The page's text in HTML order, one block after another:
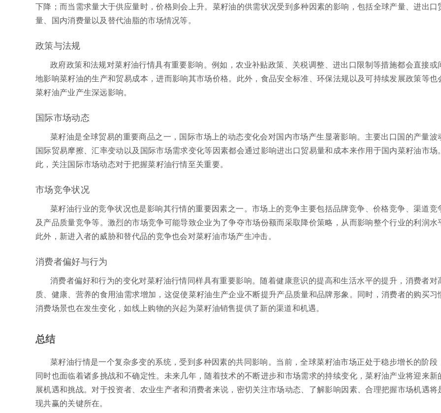
下降；而当需求量大于供应量时，价格则会上升。菜籽油的供需状况受到多种因素的影响，包括全球产量、进出口
量、国内消费量以及替代油脂的市场情况等。
政策与法规
政府政策和法规对菜籽油行情具有重要影响。例如，农业补贴政策、关税调整、进出口限制等措施都会直接或
地影响菜籽油的生产和贸易成本，进而影响其市场价格。此外，食品安全标准、环保法规以及可持续发展政策等也
菜籽油产业产生深远影响。
国际市场动态
菜籽油是全球贸易的重要商品之一，国际市场上的动态变化会对国内市场产生显著影响。主要出口国的产量波
国际贸易摩擦、汇率变动以及国际市场需求变化等因素都会通过影响进出口贸易量和成本来作用于国内菜籽油市场
此，关注国际市场动态对于把握菜籽油行情至关重要。
市场竞争状况
菜籽油行业的竞争状况也是影响其行情的重要因素之一。市场上的竞争主要包括品牌竞争、价格竞争、渠道竞
及产品质量竞争等。激烈的市场竞争可能导致企业为了争夺市场份额而采取降价策略，从而影响整个行业的利润水
此外，新进入者的威胁和替代品的竞争也会对菜籽油市场产生冲击。
消费者偏好与行为
消费者偏好和行为的变化对菜籽油行情同样具有重要影响。随着健康意识的提高和生活水平的提升，消费者对
质、健康、营养的食用油需求增加，这促使菜籽油生产企业不断提升产品质量和品牌形象。同时，消费者的购买习
消费场景也在发生变化，如线上购物的兴起为菜籽油销售提供了新的渠道和机遇。
总结
菜籽油行情是一个复杂多变的系统，受到多种因素的共同影响。当前，全球菜籽油市场正处于稳步增长的阶段
同时也面临着诸多挑战和不确定性。未来几年，随着技术的不断进步和市场需求的持续变化，菜籽油产业将迎来新
展机遇和挑战。对于投资者、农业生产者和消费者来说，密切关注市场动态、了解影响因素、合理把握市场机遇将
现共赢的关键所在。